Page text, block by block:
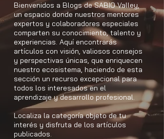
Bienvenidos a Blogs de SABIO Valley,
un espacio donde nuestros mentores
expertos y colaboradores especiales
comparten su conocimiento, talento y
experiencias. Aquí encontrarás
artículos con visión, valiosos consejos
y perspectivas únicas, que enriquecen
nuestro ecosistema, haciendo de esta
sección un recurso excepcional para
todos los interesados en el
aprendizaje y desarrollo profesional.
Localiza la categoría objeto de tu
interés y disfruta de los artículos
publicados.